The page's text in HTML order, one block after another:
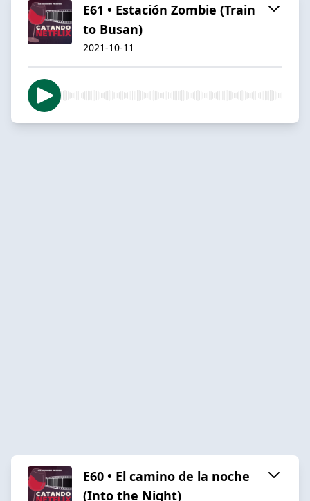
E61 • Estación Zombie (Train
to Busan)
2021-10-11
E60 • El camino de la noche
(Into the Night)